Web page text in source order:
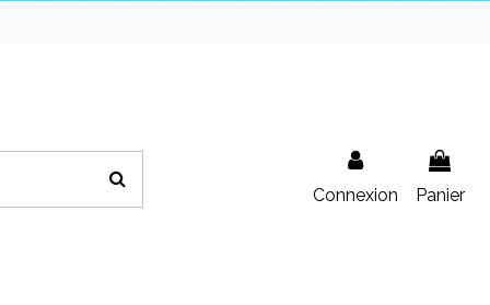
Connexion Panier